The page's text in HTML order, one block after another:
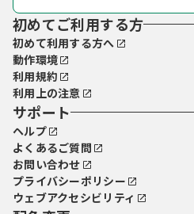
初めてご利用する方
初めて利用する方へ
動作環境
利用規約
利用上の注意
サポート
ヘルプ
よくあるご質問
お問い合わせ
プライバシーポリシー
ウェブアクセシビリティ